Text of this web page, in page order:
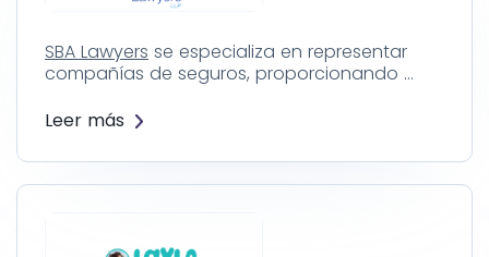
SBA Lawyers se especializa en representar
compañías de seguros, proporcionando …
Leer más